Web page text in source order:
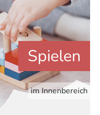
Spielen
im Innenbereich